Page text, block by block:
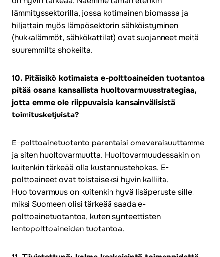
lämmityssektorilla, jossa kotimainen biomassa ja
hiljattain myös lämpösektorin sähköistyminen
(hukkalämmöt, sähkökattilat) ovat suojanneet meitä
suuremmilta shokeilta.
10. Pitäisikö kotimaista e-polttoaineiden tuotantoa
pitää osana kansallista huoltovarmuusstrategiaa,
jotta emme ole riippuvaisia kansainvälisistä
toimitusketjuista?
E-polttoainetuotanto parantaisi omavaraisuuttamme
ja siten huoltovarmuutta. Huoltovarmuudessakin on
kuitenkin tärkeää olla kustannustehokas. E-
polttoaineet ovat toistaiseksi hyvin kalliita.
Huoltovarmuus on kuitenkin hyvä lisäperuste sille,
miksi Suomeen olisi tärkeää saada e-
polttoainetuotantoa, kuten synteettisten
lentopolttoaineiden tuotantoa.